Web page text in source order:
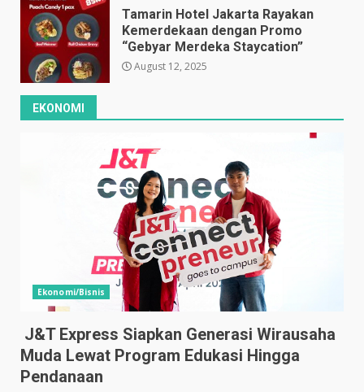
Tamarin Hotel Jakarta Rayakan
Kemerdekaan dengan Promo
“Gebyar Merdeka Staycation”
August 12, 2025
EKONOMI
Ekonomi/Bisnis
J&T Express Siapkan Generasi Wirausaha
Muda Lewat Program Edukasi Hingga
Pendanaan